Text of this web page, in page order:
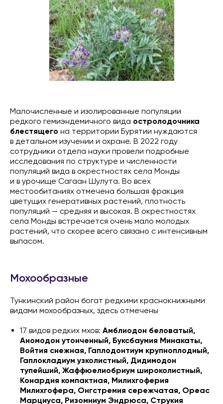
Малочисленные и изолированные популяции
редкого гемиэндемичного вида остролодочника
блестящего на территории Бурятии нуждаются
в детальном изучении и охране. В 2022 году
сотрудники отдела науки провели подробные
исследования по структуре и численности
популяций вида в окрестностях села Монды
и в урочище Сагаан Шулута. Во всех
местообитаниях отмечена большая фракция
цветущих генеративных растений, плотность
популяций — средняя и высокая. В окрестностях
села Монды встречается очень мало молодых
растений, что скорее всего связано с интенсивным
выпасом.
Мохообразные
Тункинский район богат редкими краснокнижными
видами мохообразных, здесь отмечены
17 видов редких мхов: Амблиодон беловатый,
Аномодон утонченный, Буксбаумия Минакаты,
Войтия снежная, Гаплодонтиум крупноплодный,
Гаплокладиум узколистный, Дидимодон
тупейший, Жаффюелиобриум широколистный,
Конардия компактная, Милихгоферия
Милихгофера, Онгстремия сережчатая, Ореас
Марциуса, Ризомниум Эндрюса, Струкия